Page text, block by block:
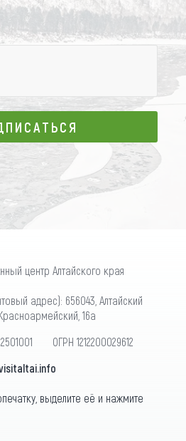
центр Алтайского края
адрес): 656043, Алтайский
16а
ОГРН 1212200029612
выделите её и нажмите